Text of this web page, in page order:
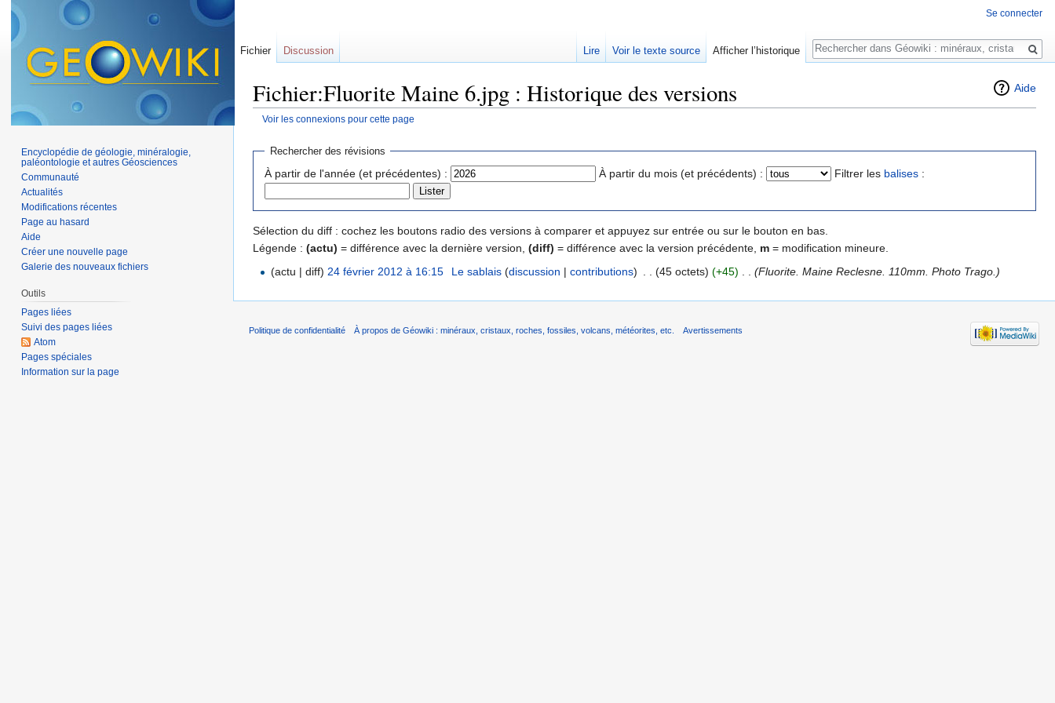
Aide
Fichier:Fluorite Maine 6.jpg : Historique des versions
Voir les connexions pour cette page
Rechercher des révisions
À partir de l'année (et précédentes) : À partir du mois (et précédents) : Filtrer les balises :
Sélection du diff : cochez les boutons radio des versions à comparer et appuyez sur entrée ou sur le bouton en bas.
Légende : (actu) = différence avec la dernière version, (diff) = différence avec la version précédente, m = modification mineure.
(actu | diff) 24 février 2012 à 16:15 Le sablais (discussion | contributions) (45 octets) (+45) (Fluorite. Maine Reclesne. 110mm. Photo Trago.)
Se connecter
Fichier Discussion Lire Voir le texte source Afficher l’historique
Rechercher
Encyclopédie de géologie, minéralogie,
paléontologie et autres Géosciences
Communauté
Actualités
Modifications récentes
Page au hasard
Aide
Créer une nouvelle page
Galerie des nouveaux fichiers
Outils
Pages liées
Suivi des pages liées
Atom
Pages spéciales
Information sur la page
Politique de confidentialité À propos de Géowiki : minéraux, cristaux, roches, fossiles, volcans, météorites, etc. Avertissements